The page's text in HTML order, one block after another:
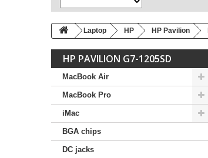
Laptop HP HP Pavilion
HP PAVILION G7-1205SD
MacBook Air
MacBook Pro
iMac
BGA chips
DC jacks